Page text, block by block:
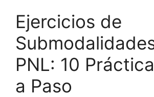
Ejercicios de
PNL: 10
a Paso